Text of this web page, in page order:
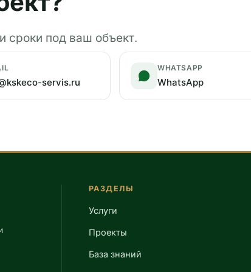
сроки под ваш объект.
servis.ru
WHATSAPP
WhatsApp
РАЗДЕЛЫ
Услуги
Проекты
База знаний